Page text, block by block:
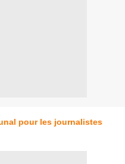
pour les journalistes